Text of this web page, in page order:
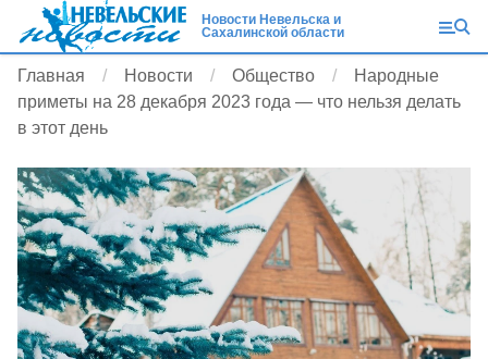
Новости Невельска и
Сахалинской области
Главная Новости Общество
Народные
приметы на 28 декабря 2023 года — что нельзя делать
в этот день